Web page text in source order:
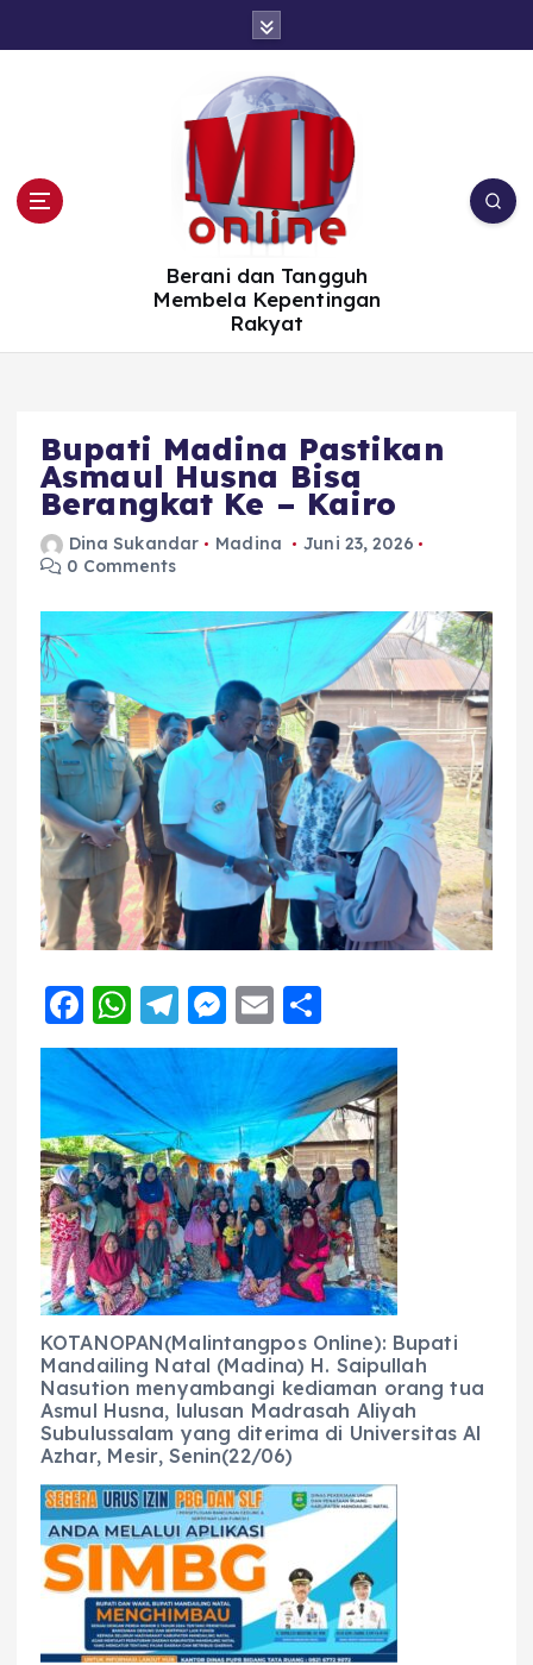
Berani dan Tangguh
Membela Kepentingan
Rakyat
Bupati Madina Pastikan
Asmaul Husna Bisa
Berangkat Ke – Kairo
Dina Sukandar Madina
Juni 23, 2026
0 Comments
F
a
c
e
b
o
o
k
W
h
a
ts
A
p
p
T
el
e
g
r
a
m
M
e
ss
e
n
g
er
E
m
ai
l
h
a
re
KOTANOPAN(Malintangpos Online): Bupati
Mandailing Natal (Madina) H. Saipullah
Nasution menyambangi kediaman orang tua
Asmul Husna, lulusan Madrasah Aliyah
Subulussalam yang diterima di Universitas Al
Azhar, Mesir, Senin(22/06)